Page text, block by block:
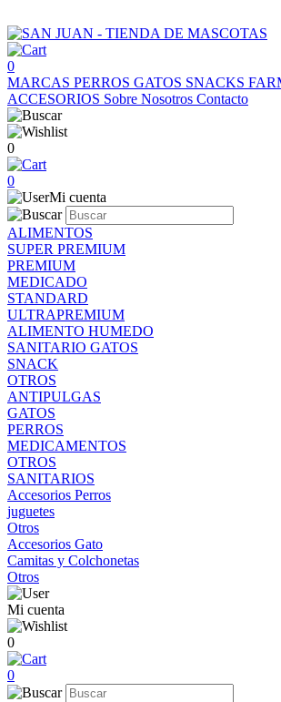
0
MARCAS PERROS GATOS SNACKS
ACCESORIOS Sobre Nosotros Contacto
0
0
Mi cuenta
ALIMENTOS
SUPER PREMIUM
PREMIUM
MEDICADO
STANDARD
ULTRAPREMIUM
ALIMENTO HUMEDO
SANITARIO GATOS
SNACK
OTROS
ANTIPULGAS
GATOS
PERROS
MEDICAMENTOS
OTROS
SANITARIOS
Accesorios Perros
juguetes
Otros
Accesorios Gato
Camitas y Colchonetas
Otros
Mi cuenta
0
0